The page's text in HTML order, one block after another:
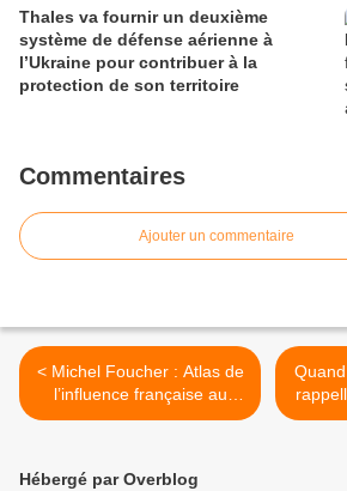
Thales va fournir un deuxième
système de défense aérienne à
l’Ukraine pour contribuer à la
protection de son territoire
Commentaires
Ajouter un commentaire
< Michel Foucher : Atlas de
l’influence française au
XXIe siècle
Hébergé par Overblog